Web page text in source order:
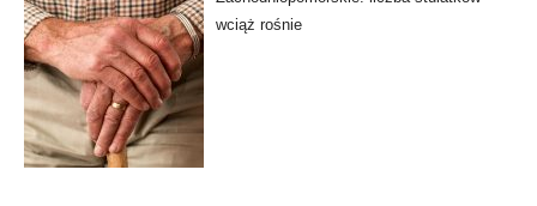
wciąż rośnie